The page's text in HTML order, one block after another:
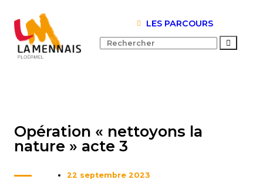
LES PARCOURS
Opération « nettoyons la
nature » acte 3
22 septembre 2023